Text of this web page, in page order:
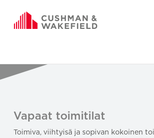
Vapaat toimitilat
Toimiva, viihtyisä ja sopivan kokoinen